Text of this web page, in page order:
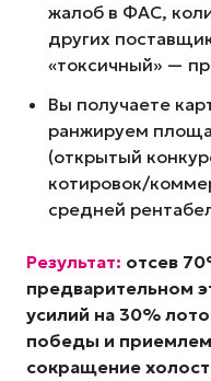
жалоб в ФАС,
других
«токсичный» —
Вы получаете
ранжируем
(открытый
котировок/
средней
Результат: отсев
предварительном
усилий на 30%
победы и
сокращение